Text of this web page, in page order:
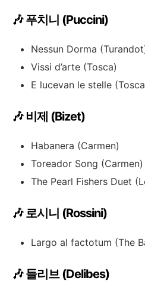
🎶 푸치니 (Puccini)
Nessun Dorma
Vissi d’arte (Tosca)
E lucevan le stelle
🎶 비제 (Bizet)
Habanera (Carmen)
Toreador Song (Carmen)
The Pearl Fishers Duet
🎶 로시니 (Rossini)
Largo al factotum (The
🎶 들리브 (Delibes)